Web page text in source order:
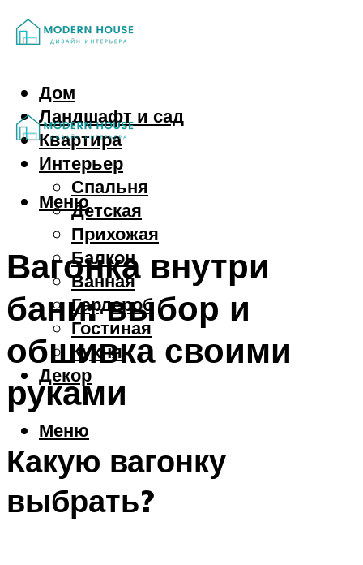
Дом
Ландшафт и сад
Квартира
Интерьер
Спальня
Детская
Прихожая
Балкон
Ванная
Гардероб
Гостиная
Кухня
Декор
Меню
Меню
Вагонка внутри
бани: выбор и
обшивка своими
руками
Какую вагонку
выбрать?